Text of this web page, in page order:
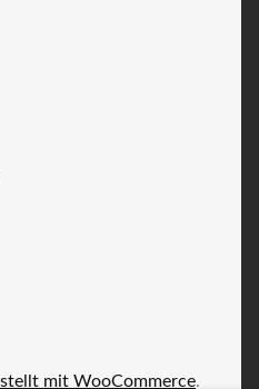
mit WooCommerce.